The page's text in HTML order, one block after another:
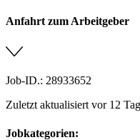
Anfahrt zum Arbeitgeber
Job-ID.: 28933652
Zuletzt aktualisiert vor 12
Jobkategorien: